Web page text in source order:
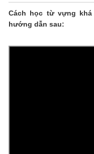
Cách học từ vựng
hướng dẫn sau: